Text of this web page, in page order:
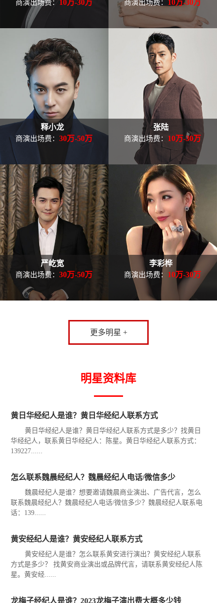
商演出场费： 10万-30万 商演出场费： 10万-30万
释小龙
商演出场费：30万-50万
张陆
商演出场费： 10万-30万
严屹宽
商演出场费：30万-50万
李彩桦
商演出场费： 10万-30万
更多明星 +
明星资料库
黄日华经纪人是谁？黄日华经纪人联系方式
黄日华经纪人是谁？黄日华经纪人联系方式是多少？找黄日
华经纪人，联系黄日华经纪人：陈星。黄日华经纪人联系方式：
139227......
怎么联系魏晨经纪人？魏晨经纪人电话/微信多少
魏晨经纪人是谁？想要邀请魏晨商业演出、广告代言，怎么
联系魏晨经纪人？魏晨经纪人电话/微信多少？魏晨经纪人联系电
话：139......
黄安经纪人是谁？黄安经纪人联系方式
黄安经纪人是谁？怎么联系黄安进行演出？黄安经纪人联系
方式是多少？ 找黄安商业演出或品牌代言，请联系黄安经纪人陈
星。黄安经......
龙梅子经纪人是谁？2023龙梅子演出费大概多少钱